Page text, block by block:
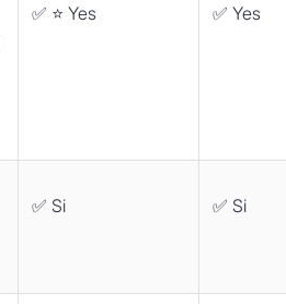
✅ ⭐️Yes ✅ Yes
✅ Si ✅ Si